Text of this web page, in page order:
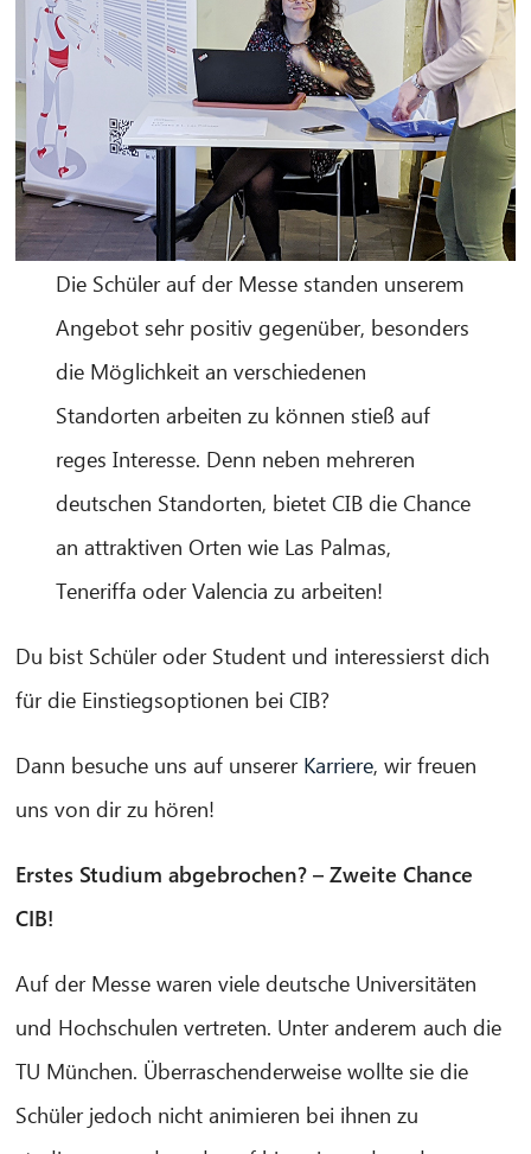
Die Schüler auf der Messe standen unserem
Angebot sehr positiv gegenüber, besonders
die Möglichkeit an verschiedenen
Standorten arbeiten zu können stieß auf
reges Interesse. Denn neben mehreren
deutschen Standorten, bietet CIB die Chance
an attraktiven Orten wie Las Palmas,
Teneriffa oder Valencia zu arbeiten!
Du bist Schüler oder Student und interessierst dich
für die Einstiegsoptionen bei CIB?
Dann besuche uns auf unserer Karriere, wir freuen
uns von dir zu hören!
Erstes Studium abgebrochen? – Zweite Chance
CIB!
Auf der Messe waren viele deutsche Universitäten
und Hochschulen vertreten. Unter anderem auch die
TU München. Überraschenderweise wollte sie die
Schüler jedoch nicht animieren bei ihnen zu